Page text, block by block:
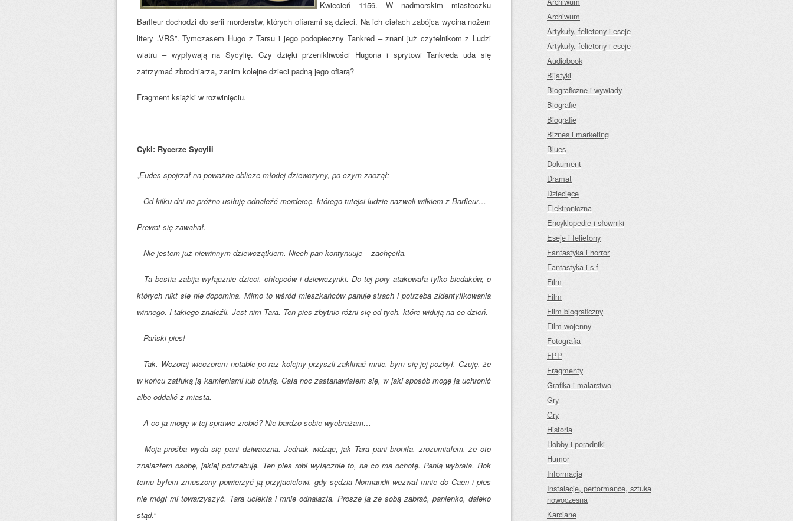
Kwiecień 1156. W nadmorskim miasteczku
Barfleur dochodzi do serii morderstw, których ofiarami są dzieci. Na ich ciałach zabójca wycina nożem
litery „VRS”. Tymczasem Hugo z Tarsu i jego podopieczny Tankred – znani już czytelnikom z Ludzi
wiatru – wypływają na Sycylię. Czy dzięki przenikliwości Hugona i sprytowi Tankreda uda się
zatrzymać zbrodniarza, zanim kolejne dzieci padną jego ofiarą?
Fragment książki w rozwinięciu.
Cykl: Rycerze Sycylii
„Eudes spojrzał na poważne oblicze młodej dziewczyny, po czym zaczął:
– Od kilku dni na próżno usiłuję odnaleźć mordercę, którego tutejsi ludzie nazwali wilkiem z Barfleur…
Prewot się zawahał.
– Nie jestem już niewinnym dziewczątkiem. Niech pan kontynuuje – zachęciła.
– Ta bestia zabija wyłącznie dzieci, chłopców i dziewczynki. Do tej pory atakowała tylko biedaków, o
których nikt się nie dopomina. Mimo to wśród mieszkańców panuje strach i potrzeba zidentyfikowania
winnego. I takiego znaleźli. Jest nim Tara. Ten pies zbytnio różni się od tych, które widują na co dzień.
– Pański pies!
– Tak. Wczoraj wieczorem notable po raz kolejny przyszli zaklinać mnie, bym się jej pozbył. Czuję, że
w końcu zatłuką ją kamieniami lub otrują. Całą noc zastanawiałem się, w jaki sposób mogę ją uchronić
albo oddalić z miasta.
– A co ja mogę w tej sprawie zrobić? Nie bardzo sobie wyobrażam…
– Moja prośba wyda się pani dziwaczna. Jednak widząc, jak Tara pani broniła, zrozumiałem, że oto
znalazłem osobę, jakiej potrzebuję. Ten pies robi wyłącznie to, na co ma ochotę. Panią wybrała. Rok
temu byłem zmuszony powierzyć ją przyjacielowi, gdy sędzia Normandii wezwał mnie do Caen i pies
nie mógł mi towarzyszyć. Tara uciekła i mnie odnalazła. Proszę ją ze sobą zabrać, panienko, daleko
stąd.”
Archiwum
Artykuły, felietony i eseje
Artykuły, felietony i eseje
Audiobook
Bijatyki
Biograficzne i wywiady
Biografie
Biografie
Biznes i marketing
Blues
Dokument
Dramat
Dziecięce
Elektroniczna
Encyklopedie i słowniki
Eseje i felietony
Fantastyka i horror
Fantastyka i s-f
Film
Film
Film biograficzny
Film wojenny
Fotografia
FPP
Fragmenty
Grafika i malarstwo
Gry
Gry
Historia
Hobby i poradniki
Humor
Informacja
Instalacje, performance, sztuka
nowoczesna
Karciane